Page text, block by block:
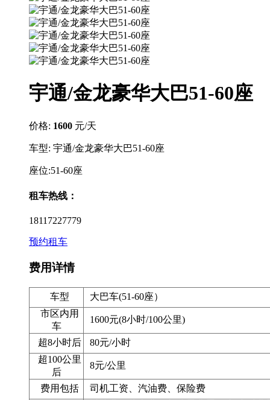
宇通/金龙豪华大巴51-60座
价格: 1600 元/天
车型: 宇通/金龙豪华大巴51-60座
座位:51-60座
租车热线：
18117227779
预约租车
费用详情
车型
大巴车(51-60座）
市区内用
车
1600元(8小时/100公里)
超8小时后 80元/小时
超100公里
后
8元/公里
费用包括 司机工资、汽油费、保险费